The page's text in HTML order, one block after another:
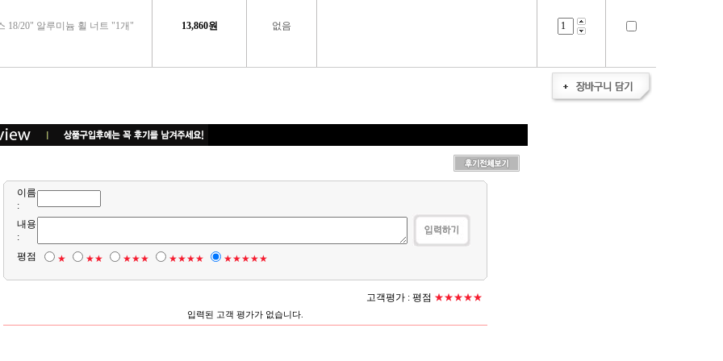
18/20" 알루미늄 휠 너트 "1개" 13,860원 없음
이름
:
내용
:
평점
★ ★★ ★★★ ★★★★ ★★★★★
고객평가 : 평점 ★★★★★
입력된 고객 평가가 없습니다.